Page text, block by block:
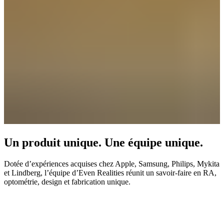
Un produit unique. Une équipe unique.
Dotée d’expériences acquises chez Apple, Samsung, Philips, Mykita
et Lindberg, l’équipe d’Even Realities réunit un savoir-faire en RA,
optométrie, design et fabrication unique.